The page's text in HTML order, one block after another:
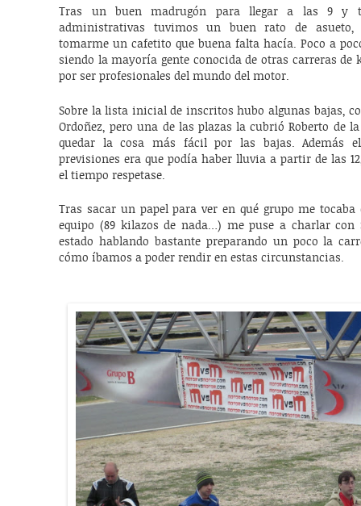
Tras un buen madrugón para llegar a las 9 y
administrativas tuvimos un buen rato de asueto,
tomarme un cafetito que buena falta hacía. Poco a
siendo la mayoría gente conocida de otras carreras de
por ser profesionales del mundo del motor.
Sobre la lista inicial de inscritos hubo algunas bajas,
Ordoñez, pero una de las plazas la cubrió Roberto de
quedar la cosa más fácil por las bajas. Además
previsiones era que podía haber lluvia a partir de las
el tiempo respetase.
Tras sacar un papel para ver en qué grupo me
equipo (89 kilazos de nada…) me puse a charlar con
estado hablando bastante preparando un poco la
cómo íbamos a poder rendir en estas circunstancias.